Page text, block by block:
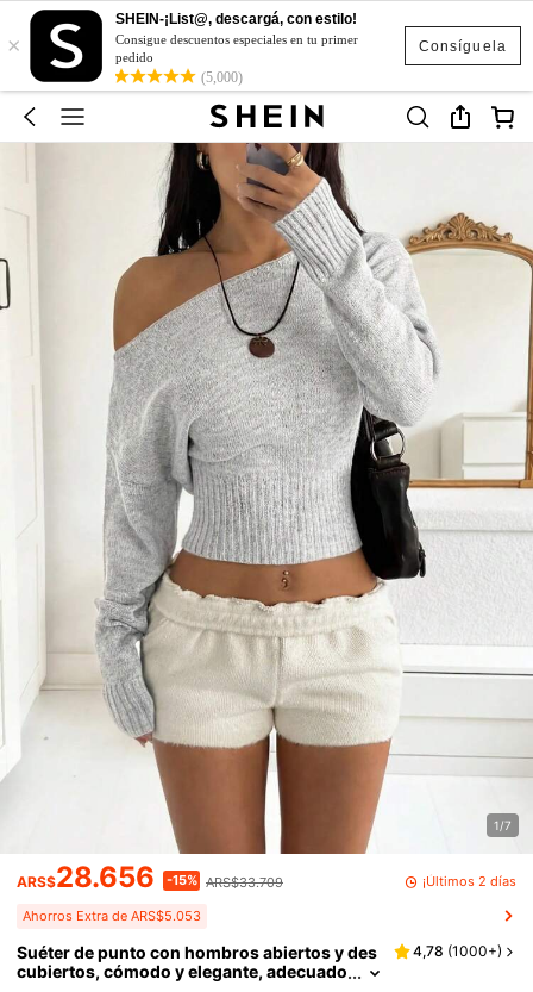
Consíguela
×
SHEIN-¡List@, descargá, con estilo!
Consigue descuentos especiales en tu primer
pedido
(5,000)
1/7
ARS$28.656 -15% ARS$33.709 ¡Últimos 2 días
Ahorros Extra de ARS$5.053
Suéter de punto con hombros abiertos y des
cubiertos, cómodo y elegante, adecuado
4,78 (1000+)